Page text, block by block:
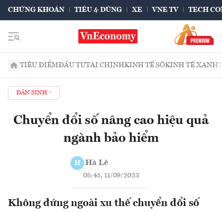
CHỨNG KHOÁN TIÊU & DÙNG XE VNE TV TECH
TIÊU ĐIỂMĐẦU TƯTÀI CHÍNHKINH TẾ SỐKINH TẾ XANH
DÂN SINH
Chuyển đổi số nâng cao hiệu quả
ngành bảo hiểm
H Hà Lê
08:45, 11/09/2023
Không đứng ngoài xu thế chuyển đổi số